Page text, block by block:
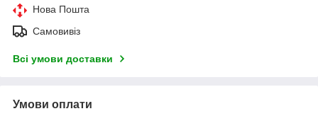
Нова Пошта
Самовивіз
Всі умови доставки
Умови оплати